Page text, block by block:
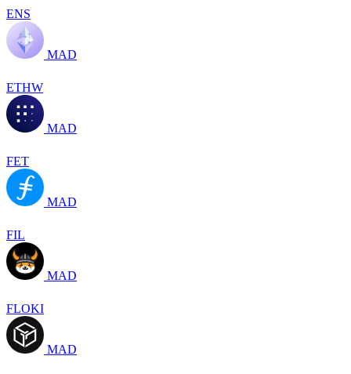
ENS
MAD
ETHW
MAD
FET
MAD
FIL
MAD
FLOKI
MAD